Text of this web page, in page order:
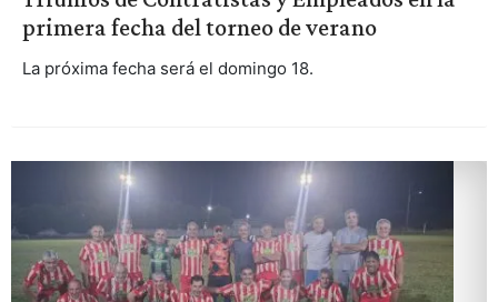
primera fecha del torneo de verano
La próxima fecha será el domingo 18.